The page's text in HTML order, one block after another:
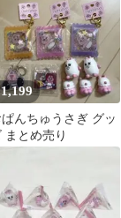
1,199
ぱんちゅうさぎ グッ
まとめ売り